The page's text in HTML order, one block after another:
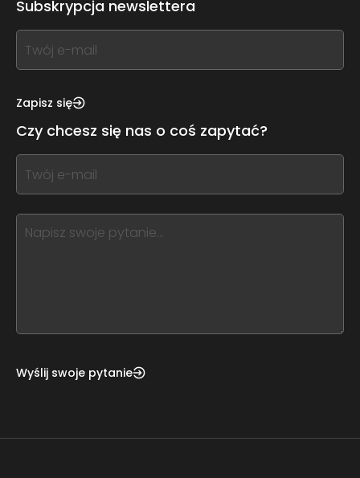
Subskrypcja newslettera
If
you
this,
this
form
field
blank
Zapisz się
Czy chcesz się nas o coś zapytać?
If
you
this,
leave
Wyślij swoje pytanie